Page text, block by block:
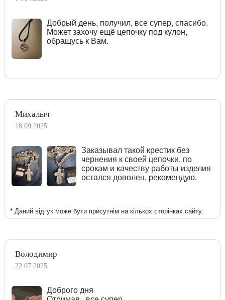
Добрый день, получил, все супер, спасибо.
Может захочу ещё цепочку под кулон,
обращусь к Вам.
Михалыч
18.09.2025
Заказывал такой крестик без
чернения к своей цепочки, по
срокам и качеству работы изделия
остался доволен, рекомендую.
* Даний відгук може бути присутнім на кількох сторінках сайту.
Володимир
22.07.2025
Доброго дня